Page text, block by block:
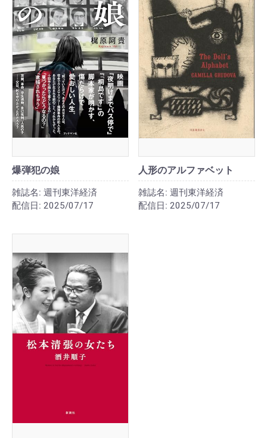
爆弾犯の娘
雑誌名: 週刊東洋経済
配信日: 2025/07/17
人形のアルファベット
雑誌名: 週刊東洋経済
配信日: 2025/07/17